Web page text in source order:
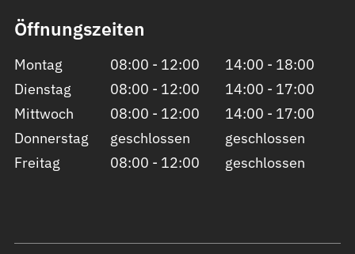
Öffnungszeiten
Montag 08:00 - 12:00
14:00 - 18:00
Dienstag
08:00 - 12:00
14:00 - 17:00
Mittwoch
08:00 - 12:00
14:00 - 17:00
Donnerstag
geschlossen
geschlossen
Freitag
08:00 - 12:00 geschlossen